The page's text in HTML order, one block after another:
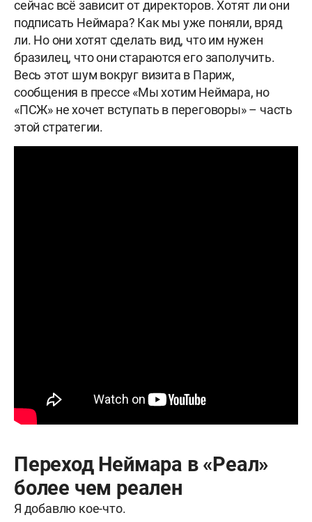
сейчас всё зависит от директоров. Хотят ли они
подписать Неймара? Как мы уже поняли, вряд
ли. Но они хотят сделать вид, что им нужен
бразилец, что они стараются его заполучить.
Весь этот шум вокруг визита в Париж,
сообщения в прессе «Мы хотим Неймара, но
«ПСЖ» не хочет вступать в переговоры» – часть
этой стратегии.
Переход Неймара в «Реал»
более чем реален
Я добавлю кое-что.